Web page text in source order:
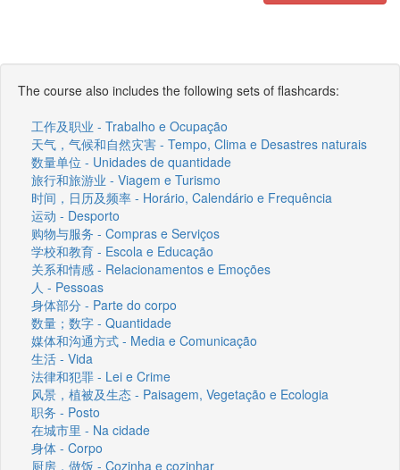
The course also includes the following sets of flashcards:
工作及职业 - Trabalho e Ocupação
天气，气候和自然灾害 - Tempo, Clima e Desastres naturais
数量单位 - Unidades de quantidade
旅行和旅游业 - Viagem e Turismo
时间，日历及频率 - Horário, Calendário e Frequência
运动 - Desporto
购物与服务 - Compras e Serviços
学校和教育 - Escola e Educação
关系和情感 - Relacionamentos e Emoções
人 - Pessoas
身体部分 - Parte do corpo
数量；数字 - Quantidade
媒体和沟通方式 - Media e Comunicação
生活 - Vida
法律和犯罪 - Lei e Crime
风景，植被及生态 - Paisagem, Vegetação e Ecologia
职务 - Posto
在城市里 - Na cidade
身体 - Corpo
厨房，做饭 - Cozinha e cozinhar